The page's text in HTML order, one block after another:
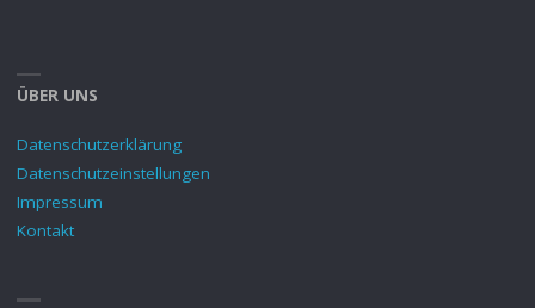
ÜBER UNS
Datenschutzerklärung
Datenschutzeinstellungen
Impressum
Kontakt